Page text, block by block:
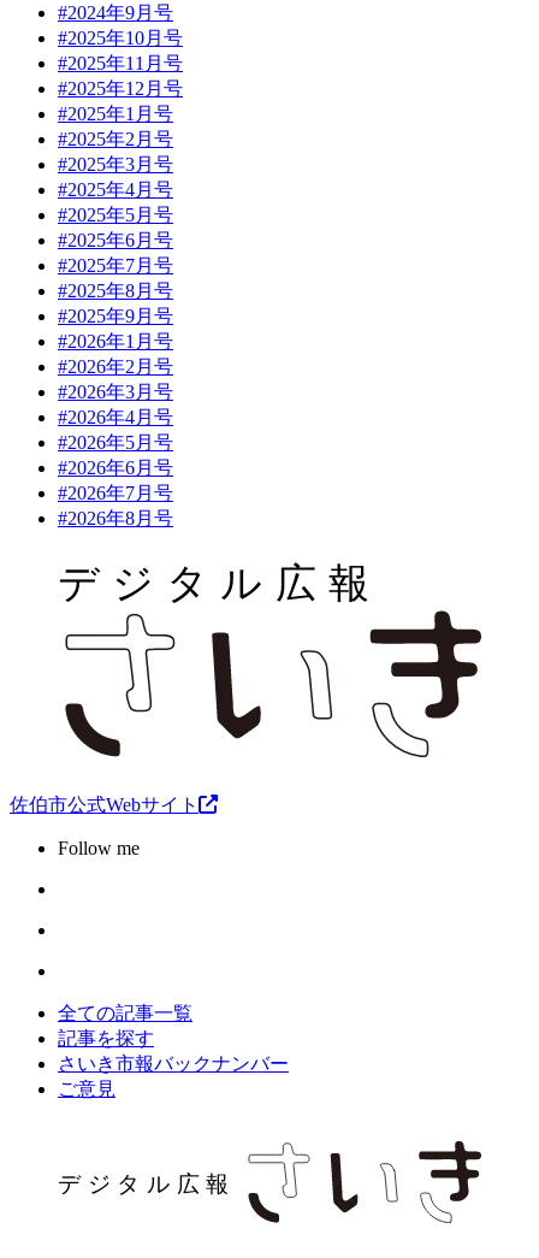
#2024年9月号
#2025年10月号
#2025年11月号
#2025年12月号
#2025年1月号
#2025年2月号
#2025年3月号
#2025年4月号
#2025年5月号
#2025年6月号
#2025年7月号
#2025年8月号
#2025年9月号
#2026年1月号
#2026年2月号
#2026年3月号
#2026年4月号
#2026年5月号
#2026年6月号
#2026年7月号
#2026年8月号
佐伯市公式Webサイト
Follow me
全ての記事一覧
記事を探す
さいき市報バックナンバー
ご意見